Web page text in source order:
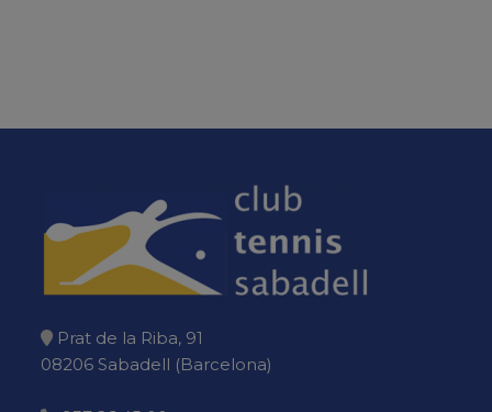
Prat de la Riba, 91
08206 Sabadell (Barcelona)